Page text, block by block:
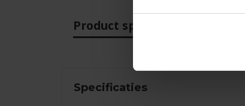
Product specificaties
Specificaties